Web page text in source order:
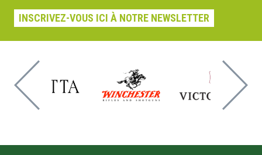
INSCRIVEZ-VOUS ICI À NOTRE NEWSLETTER